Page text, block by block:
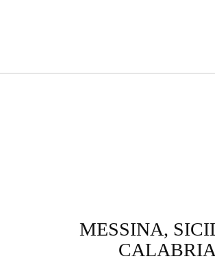
MESSINA,
CALABRIA